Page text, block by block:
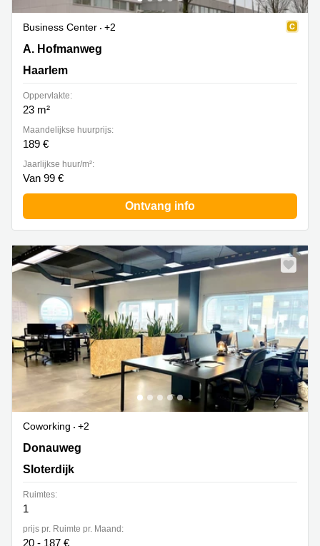
Business Center
+2
A. Hofmanweg 5A, Haarlem
A. Hofmanweg
Haarlem
Oppervlakte:
23 m²
Maandelijkse huurprijs:
189 €
Jaarlijkse huur/m²:
Van 99 €
Ontvang info
Coworking
+2
Donauweg 10, Sloterdijk
Donauweg
Sloterdijk
Ruimtes:
1
prijs pr. Ruimte pr. Maand:
20 - 187 €